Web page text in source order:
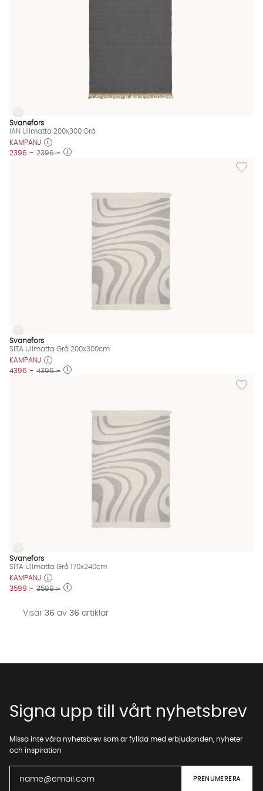
IAN Ullmatta 200x300 Grå Finns även i dessa färger:
IAN Ullmatta 200x300 Grå
Svanefors
IAN Ullmatta 200x300 Grå
KAMPANJ
2396 :- 2396 :-
Lägg
SITA Ullmatta Grå 200x300cm Finns även i dessa färger:
SITA Ullmatta Grå 200x300cm
Svanefors
SITA Ullmatta Grå 200x300cm
KAMPANJ
4396 :- 4396 :-
Lägg
SITA Ullmatta Grå 170x240cm Finns även i dessa färger:
SITA Ullmatta Grå 170x240cm
Svanefors
SITA Ullmatta Grå 170x240cm
KAMPANJ
3599 :- 3599 :-
Visar 36 av 36 artiklar
Signa upp till vårt nyhetsbrev
Missa inte våra nyhetsbrev som är fyllda med erbjudanden, nyheter
och inspiration